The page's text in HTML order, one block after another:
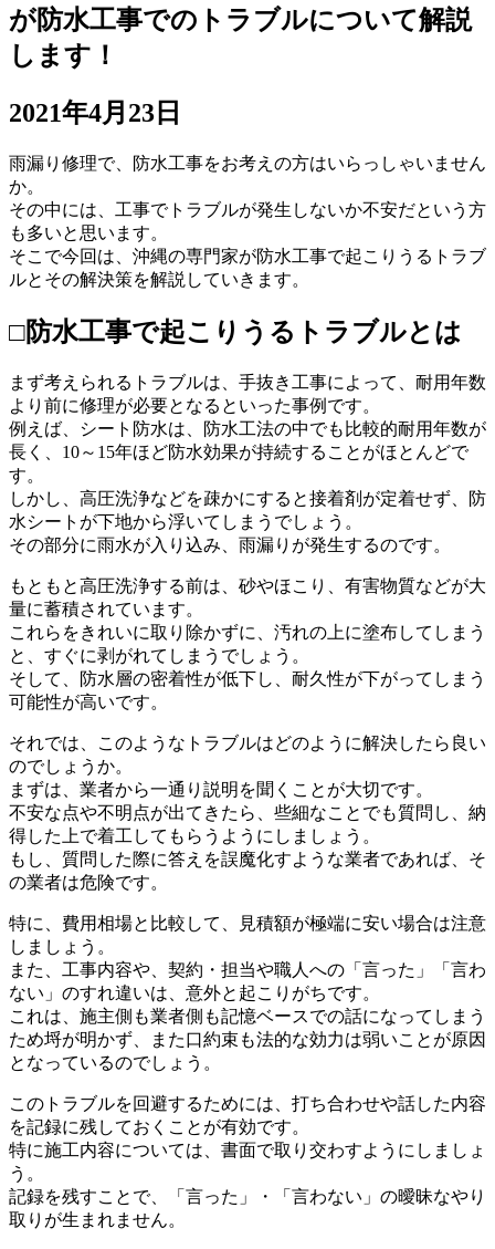
が防水工事でのトラブルについて解説
します！
2021年4月23日
雨漏り修理で、防水工事をお考えの方はいらっしゃいません
か。
その中には、工事でトラブルが発生しないか不安だという方
も多いと思います。
そこで今回は、沖縄の専門家が防水工事で起こりうるトラブ
ルとその解決策を解説していきます。
□防水工事で起こりうるトラブルとは
まず考えられるトラブルは、手抜き工事によって、耐用年数
より前に修理が必要となるといった事例です。
例えば、シート防水は、防水工法の中でも比較的耐用年数が
長く、10～15年ほど防水効果が持続することがほとんどで
す。
しかし、高圧洗浄などを疎かにすると接着剤が定着せず、防
水シートが下地から浮いてしまうでしょう。
その部分に雨水が入り込み、雨漏りが発生するのです。
もともと高圧洗浄する前は、砂やほこり、有害物質などが大
量に蓄積されています。
これらをきれいに取り除かずに、汚れの上に塗布してしまう
と、すぐに剥がれてしまうでしょう。
そして、防水層の密着性が低下し、耐久性が下がってしまう
可能性が高いです。
それでは、このようなトラブルはどのように解決したら良い
のでしょうか。
まずは、業者から一通り説明を聞くことが大切です。
不安な点や不明点が出てきたら、些細なことでも質問し、納
得した上で着工してもらうようにしましょう。
もし、質問した際に答えを誤魔化すような業者であれば、そ
の業者は危険です。
特に、費用相場と比較して、見積額が極端に安い場合は注意
しましょう。
また、工事内容や、契約・担当や職人への「言った」「言わ
ない」のすれ違いは、意外と起こりがちです。
これは、施主側も業者側も記憶ベースでの話になってしまう
ため埒が明かず、また口約束も法的な効力は弱いことが原因
となっているのでしょう。
このトラブルを回避するためには、打ち合わせや話した内容
を記録に残しておくことが有効です。
特に施工内容については、書面で取り交わすようにしましょ
う。
記録を残すことで、「言った」・「言わない」の曖昧なやり
取りが生まれません。